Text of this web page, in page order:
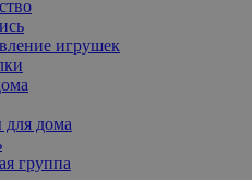
игрушек
для дома
группа